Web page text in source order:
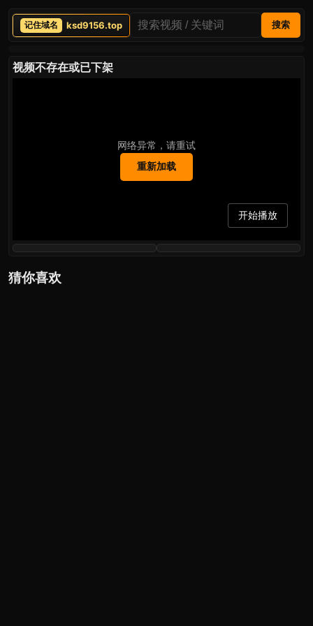
ksd9156.top 搜索
视频不存在或已下架
网络异常，请重试
重新加载
开始播放
猜你喜欢